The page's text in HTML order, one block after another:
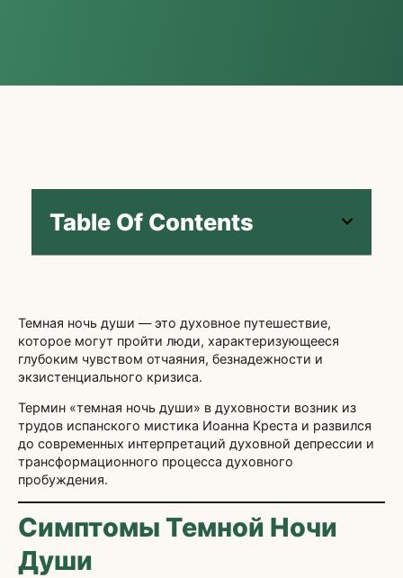
Table Of Contents
Темная ночь души — это духовное путешествие,
которое могут пройти люди, характеризующееся
глубоким чувством отчаяния, безнадежности и
экзистенциального кризиса.
Термин «темная ночь души» в духовности возник из
трудов испанского мистика Иоанна Креста и развился
до современных интерпретаций духовной депрессии и
трансформационного процесса духовного
пробуждения.
Симптомы Темной Ночи
Души